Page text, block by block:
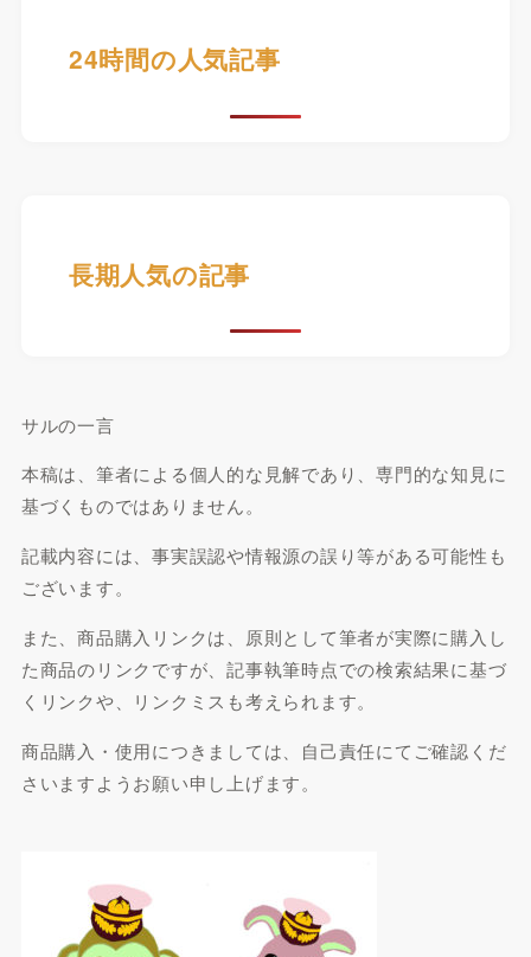
24時間の人気記事
長期人気の記事
サルの一言
本稿は、筆者による個人的な見解であり、専門的な知見に
基づくものではありません。
記載内容には、事実誤認や情報源の誤り等がある可能性も
ございます。
また、商品購入リンクは、原則として筆者が実際に購入し
た商品のリンクですが、記事執筆時点での検索結果に基づ
くリンクや、リンクミスも考えられます。
商品購入・使用につきましては、自己責任にてご確認くだ
さいますようお願い申し上げます。